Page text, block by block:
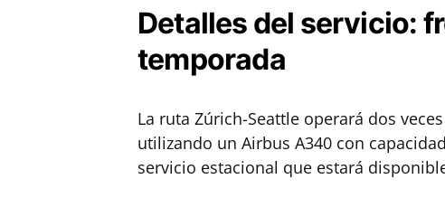
Detalles del servicio:
temporada
La ruta Zúrich-Seattle operará dos
utilizando un Airbus A340 con
servicio estacional que estará